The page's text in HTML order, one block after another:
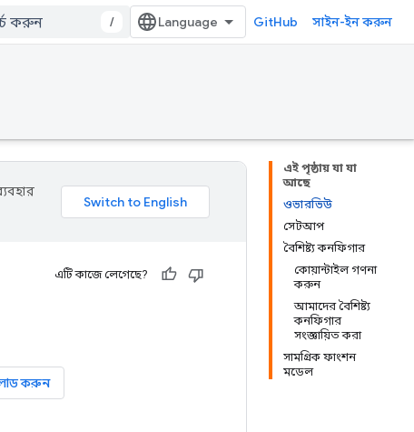
/ GitHub সাইন-ইন করুন
এই পৃষ্ঠায় যা যা
আছে
ওভারভিউ
সেটআপ
বৈশিষ্ট্য কনফিগার
কোয়ান্টাইল গণনা
করুন
আমাদের বৈশিষ্ট্য
কনফিগার
সংজ্ঞায়িত করা
সামগ্রিক ফাংশন
মডেল
এটি কাজে লেগেছে?
করুন